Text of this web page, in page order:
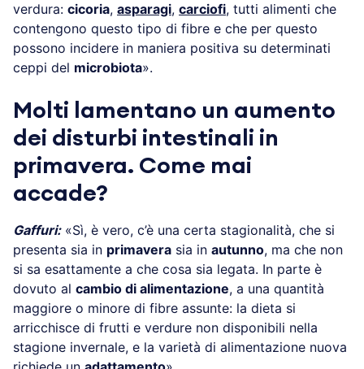
verdura: cicoria, asparagi, carciofi, tutti alimenti che
contengono questo tipo di fibre e che per questo
possono incidere in maniera positiva su determinati
ceppi del microbiota».
Molti lamentano un aumento
dei disturbi intestinali in
primavera. Come mai
accade?
Gaffuri:«Sì, è vero, c’è una certa stagionalità, che si
presenta sia in primavera sia in autunno, ma che non
si sa esattamente a che cosa sia legata. In parte è
dovuto al cambio di alimentazione, a una quantità
maggiore o minore di fibre assunte: la dieta si
arricchisce di frutti e verdure non disponibili nella
stagione invernale, e la varietà di alimentazione nuova